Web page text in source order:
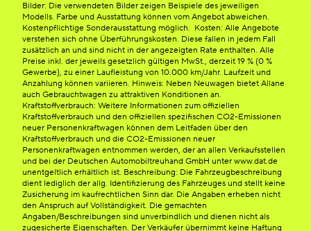
Bilder: Die verwendeten Bilder zeigen Beispiele des jeweiligen
Modells. Farbe und Ausstattung können vom Angebot abweichen.
Kostenpflichtige Sonderausstattung möglich. Kosten: Alle Angebote
verstehen sich ohne Überführungskosten. Diese fallen in jedem Fall
zusätzlich an und sind nicht in der angezeigten Rate enthalten. Alle
Preise inkl. der jeweils gesetzlich gültigen MwSt., derzeit 19 % (0 %
Gewerbe), zu einer Laufleistung von 10.000 km/Jahr. Laufzeit und
Anzahlung können variieren. Hinweis: Neben Neuwagen bietet Allane
auch Gebrauchtwagen zu attraktiven Konditionen an.
Kraftstoffverbrauch: Weitere Informationen zum offiziellen
Kraftstoffverbrauch und den offiziellen spezifischen CO2-Emissionen
neuer Personenkraftwagen können dem Leitfaden über den
Kraftstoffverbrauch und die CO2-Emissionen neuer
Personenkraftwagen entnommen werden, der an allen Verkaufsstellen
und bei der Deutschen Automobiltreuhand GmbH unter www.dat.de
unentgeltlich erhältlich ist. Beschreibung: Die Fahrzeugbeschreibung
dient lediglich der allg. Identifizierung des Fahrzeuges und stellt keine
Zusicherung im kaufrechtlichen Sinn dar. Die Angaben erheben nicht
den Anspruch auf Vollständigkeit. Die gemachten
Angaben/Beschreibungen sind unverbindlich und dienen nicht als
zugesicherte Eigenschaften. Der Verkäufer übernimmt keine Haftung